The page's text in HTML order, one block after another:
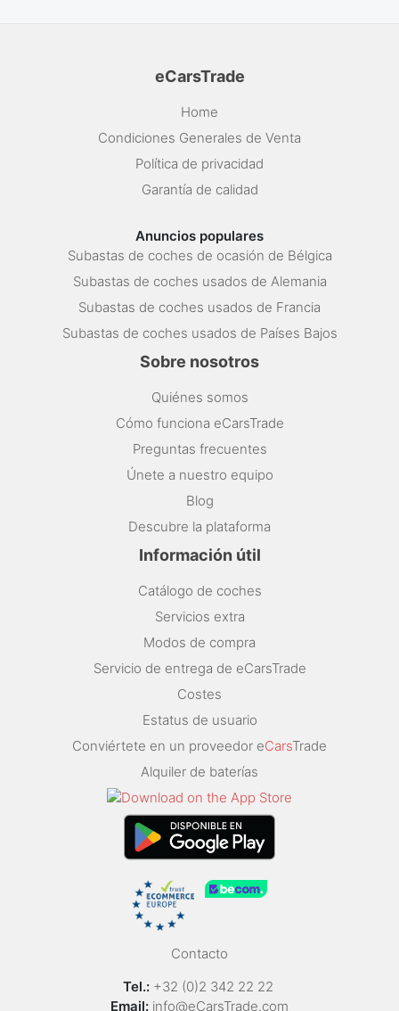
eCarsTrade
Home
Condiciones Generales de Venta
Política de privacidad
Garantía de calidad
Anuncios populares
Subastas de coches de ocasión de Bélgica
Subastas de coches usados de Alemania
Subastas de coches usados de Francia
Subastas de coches usados de Países Bajos
Sobre nosotros
Quiénes somos
Cómo funciona eCarsTrade
Preguntas frecuentes
Únete a nuestro equipo
Blog
Descubre la plataforma
Información útil
Catálogo de coches
Servicios extra
Modos de compra
Servicio de entrega de eCarsTrade
Costes
Estatus de usuario
Conviértete en un proveedor eCarsTrade
Alquiler de baterías
Contacto
Tel.: +32 (0)2 342 22 22
Email: info@eCarsTrade.com